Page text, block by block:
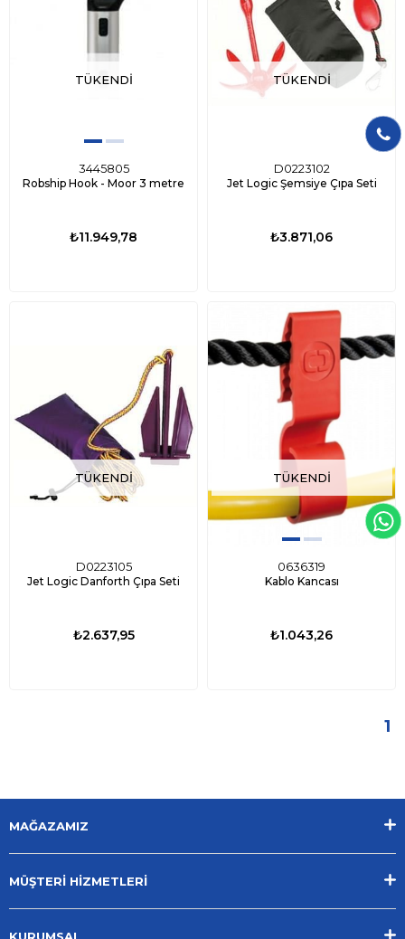
TÜKENDI
3445805
Robship Hook - Moor 3 metre
₺11.949,78
TÜKENDI
D0223102
Jet Logic Şemsiye Çıpa Seti
₺3.871,06
TÜKENDI
D0223105
Jet Logic Danforth Çıpa Seti
₺2.637,95
TÜKENDI
0636319
Kablo Kancası
₺1.043,26
1
MAĞAZAMIZ
MÜŞTERİ HİZMETLERİ